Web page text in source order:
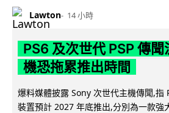
Lawton 14 小時
PS6 及次世代 PSP 傳
機恐拖累推出時間
爆料媒體披露 Sony 次世代主機傳聞,指
裝置預計 2027 年底推出,分別為一款強